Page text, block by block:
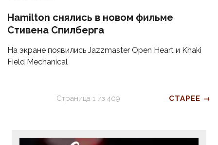
Hamilton снялись в новом фильме
Стивена Спилберга
На экране появились Jazzmaster Open Heart и Khaki
Field Mechanical
Страница 1из 409 СТАРЕЕ →